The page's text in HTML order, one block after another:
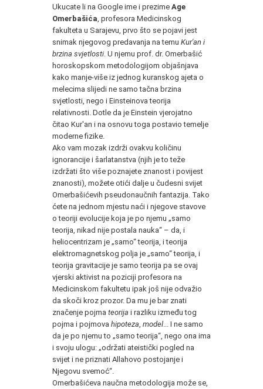
Ukucate li na Google ime i prezime Age
Omerbašića , profesora Medicinskog
fakulteta u Sarajevu, prvo što se pojavi jest
snimak njegovog predavanja na temu Kur'an i
brzina svjetlosti . U njemu prof. dr. Omerbašić
horoskopskom metodologijom objašnjava
kako manje-više iz jednog kuranskog ajeta o
melecima slijedi ne samo tačna brzina
svjetlosti, nego i Einsteinova teorija
relativnosti. Dotle da je Einstein vjerojatno
čitao Kur'an i na osnovu toga postavio temelje
moderne fizike.
Ako vam mozak izdrži ovakvu količinu
ignorancije i šarlatanstva (njih je to teže
izdržati što više poznajete znanost i povijest
znanosti), možete otići dalje u čudesni svijet
Omerbašićevih pseudonaučnih fantazija. Tako
ćete na jednom mjestu naći i njegove stavove
o teoriji evolucije koja je po njemu „samo
teorija, nikad nije postala nauka“ – da, i
heliocentrizam je „samo“ teorija, i teorija
elektromagnetskog polja je „samo“ teorija, i
teorija gravitacije je samo teorija pa se ovaj
vjerski aktivist na poziciji profesora na
Medicinskom fakultetu ipak još nije odvažio
da skoči kroz prozor. Da mu je bar znati
značenje pojma teorija i razliku između tog
pojma i pojmova hipoteza model ... I ne samo
da je po njemu to „samo teorija“, nego ona ima
i svoju ulogu: „održati ateistički pogled na
svijet i ne priznati Allahovo postojanje i
Njegovu svemoć“.
Omerbašićeva naučna metodologija može se,